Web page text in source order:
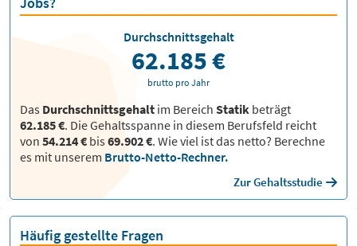
Das Durchschnittsgehalt im Bereich Statik beträgt
62.185 €. Die Gehaltsspanne in diesem Berufsfeld reicht
von 54.214 € bis69.902 €. Wie viel ist das netto? Berechne
es mit unserem Brutto-Netto-Rechner.
Zur Gehaltsstudie
Durchschnittsgehalt
62.185 €
brutto pro Jahr
Häufig gestellte Fragen